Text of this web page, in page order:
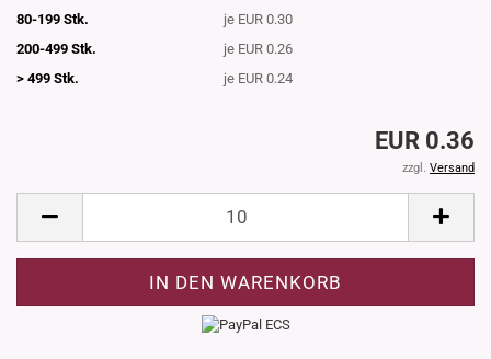
80-199 Stk.
je EUR 0.30
200-499 Stk.
je EUR 0.26
> 499 Stk.
je EUR 0.24
EUR 0.36
zzgl. Versand